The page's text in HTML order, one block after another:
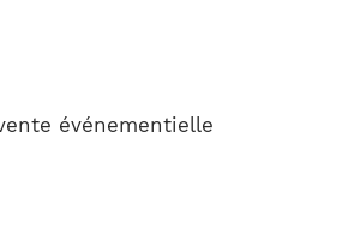
événementielle